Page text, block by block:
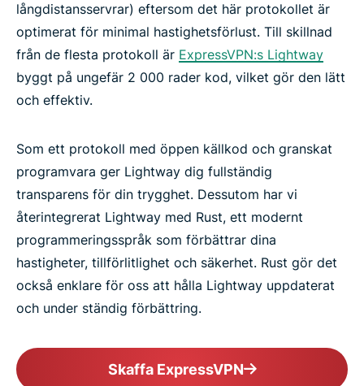
långdistansservrar) eftersom det här protokollet är
optimerat för minimal hastighetsförlust. Till skillnad
från de flesta protokoll är ExpressVPN:s Lightway
byggt på ungefär 2 000 rader kod, vilket gör den lätt
och effektiv.
Som ett protokoll med öppen källkod och granskat
programvara ger Lightway dig fullständig
transparens för din trygghet. Dessutom har vi
återintegrerat Lightway med Rust, ett modernt
programmeringsspråk som förbättrar dina
hastigheter, tillförlitlighet och säkerhet. Rust gör det
också enklare för oss att hålla Lightway uppdaterat
och under ständig förbättring.
Skaffa ExpressVPN